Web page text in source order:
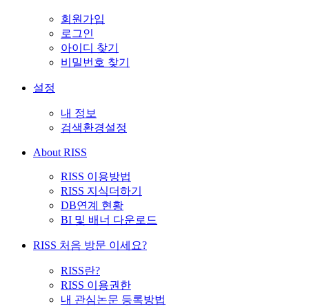
회원가입
로그인
아이디 찾기
비밀번호 찾기
설정
내 정보
검색환경설정
About RISS
RISS 이용방법
RISS 지식더하기
DB연계 현황
BI 및 배너 다운로드
RISS 처음 방문 이세요?
RISS란?
RISS 이용권한
내 관심논문 등록방법